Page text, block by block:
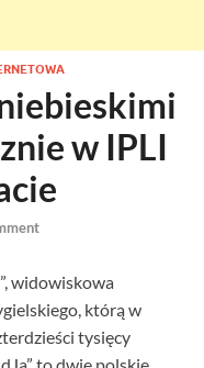
w IPLI
widowiskowa
którą w
tysięcy